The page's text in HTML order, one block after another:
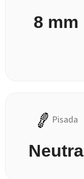
8 mm
Pisada
Neutra